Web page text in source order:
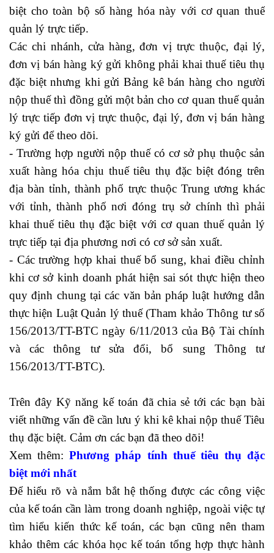
biệt cho toàn bộ số hàng hóa này với cơ quan thuế
quản lý trực tiếp.
Các chi nhánh, cửa hàng, đơn vị trực thuộc, đại lý,
đơn vị bán hàng ký gửi không phải khai thuế tiêu thụ
đặc biệt nhưng khi gửi Bảng kê bán hàng cho người
nộp thuế thì đồng gửi một bản cho cơ quan thuế quản
lý trực tiếp đơn vị trực thuộc, đại lý, đơn vị bán hàng
ký gửi để theo dõi.
- Trường hợp người nộp thuế có cơ sở phụ thuộc sản
xuất hàng hóa chịu thuế tiêu thụ đặc biệt đóng trên
địa bàn tỉnh, thành phố trực thuộc Trung ương khác
với tỉnh, thành phố nơi đóng trụ sở chính thì phải
khai thuế tiêu thụ đặc biệt với cơ quan thuế quản lý
trực tiếp tại địa phương nơi có cơ sở sản xuất.
- Các trường hợp khai thuế bổ sung, khai điều chỉnh
khi cơ sở kinh doanh phát hiện sai sót thực hiện theo
quy định chung tại các văn bản pháp luật hướng dẫn
thực hiện Luật Quản lý thuế(Tham khảo Thông tư số
156/2013/TT-BTC ngày 6/11/2013 của Bộ Tài chính
và các thông tư sửa đổi, bổ sung Thông tư
156/2013/TT-BTC).
Trên đây Kỹ năng kế toán đã chia sẻ tới các bạn bài
viết những vấn đề cần lưu ý khi kê khai nộp thuế Tiêu
thụ đặc biệt. Cảm ơn các bạn đã theo dõi!
Xem thêm:Phương pháp tính thuế tiêu thụ đặc
biệt mới nhất
Để hiểu rõ và nắm bắt hệ thống được các công việc
của kế toán cần làm trong doanh nghiệp, ngoài việc tự
tìm hiểu kiến thức kế toán, các bạn cũng nên tham
khảo thêm các khóa học kế toán tổng hợp thực hành